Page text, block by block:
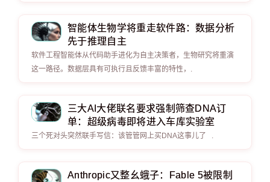
智能体生物学将重走软件路：数据分析
先于推理自主
软件工程智能体从代码助手进化为自主决策者，生物研究将重演
这一路径。数据层具有可执行且反馈丰富的特性，.
三大AI大佬联名要求强制筛查DNA订
单：超级病毒即将进入车库实验室
三个死对头突然联手写信：该管管网上买DNA这事儿了 .
Anthropic又整幺蛾子：Fable 5被限制